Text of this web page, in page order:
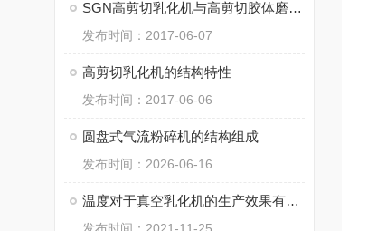
SGN高剪切乳化机与高剪切胶体磨和高剪切研磨分散机的区别
发布时间：2017-06-07
高剪切乳化机的结构特性
发布时间：2017-06-06
圆盘式气流粉碎机的结构组成
发布时间：2026-06-16
温度对于真空乳化机的生产效果有影响吗？